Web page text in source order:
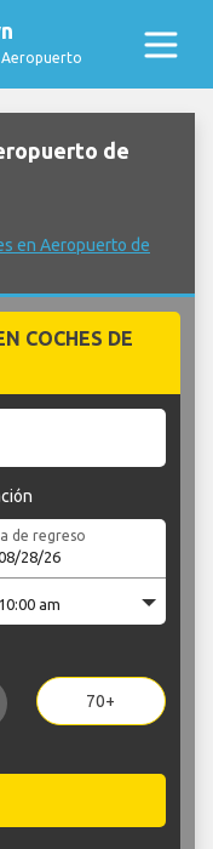
Aeropuerto
de
en Aeropuerto de
COCHES DE
de regreso
70+